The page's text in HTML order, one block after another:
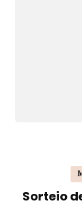
Sorteio